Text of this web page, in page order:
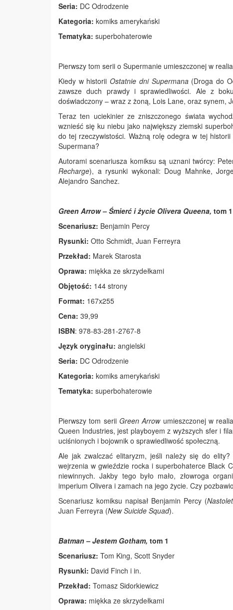
Seria: DC Odrodzenie
Kategoria: komiks amerykański
Tematyka: superbohaterowie
Pierwszy tom serii o Supermanie umieszczonej w
Kiedy w historiiOstatnie dni Supermana(Droga do
zawsze duch prawdy i sprawiedliwości. Ale z
doświadczony – wraz z żoną, Lois Lane, oraz synem,
Teraz ten uciekinier ze zniszczonego świata
wznieść się ku niebu jako największy ziemski
do tej rzeczywistości. Ważną rolę odegra w tej
Supermana?
Autorami scenariusza komiksu są uznani twórcy:
Recharge), a rysunki wykonali: Doug Mahnke,
Alejandro Sanchez.
Green Arrow – Śmierć i życie Olivera Queena, tom 1
Scenariusz: Benjamin Percy
Rysunki: Otto Schmidt, Juan Ferreyra
Przekład: Marek Starosta
Oprawa: miękka ze skrzydełkami
Objętość: 144 strony
Format: 167x255
Cena: 39,99
ISBN: 978-83-281-2767-8
Język oryginału: angielski
Seria: DC Odrodzenie
Kategoria: komiks amerykański
Tematyka: superbohaterowie
Pierwszy tom serii Green Arrowumieszczonej w
Queen Industries, jest playboyem z wyższych sfer i
uciśnionych i bojownik o sprawiedliwość społeczną.
Ale jak zwalczać elitaryzm, jeśli należy się do
wejrzenia w gwieździe rocka i superbohaterce Black
niewinnych. Jakby tego było mało, złowroga
imperium Olivera i zamach na jego życie. Czy
Scenariusz komiksu napisał Benjamin Percy (
Juan Ferreyra (New Suicide Squad).
Batman – Jestem Gotham, tom 1
Scenariusz: Tom King, Scott Snyder
Rysunki: David Finch i in.
Przekład: Tomasz Sidorkiewicz
Oprawa: miękka ze skrzydełkami